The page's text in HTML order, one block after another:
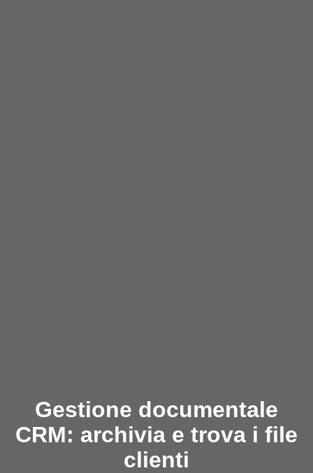
Gestione documentale
CRM: archivia e trova i file
clienti